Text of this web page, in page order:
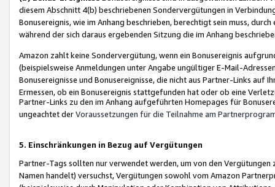
diesem Abschnitt 4(b) beschriebenen Sondervergütungen in
Bonusereignis, wie im Anhang beschrieben, berechtigt sein muss,
während der sich daraus ergebenden Sitzung die im Anhang
Amazon zahlt keine Sondervergütung, wenn ein Bonusereignis
(beispielsweise Anmeldungen unter Angabe ungültiger E-Mail-
Bonusereignisse und Bonusereignisse, die nicht aus Partner-Links auf
Ermessen, ob ein Bonusereignis stattgefunden hat oder ob eine
Partner-Links zu den im Anhang aufgeführten Homepages für
ungeachtet derVoraussetzungen für die Teilnahme am
5. Einschränkungen in Bezug auf Vergütungen
Partner-Tags sollten nur verwendet werden, um von den
Namen handelt) versuchst, Vergütungen sowohl vom Amazon